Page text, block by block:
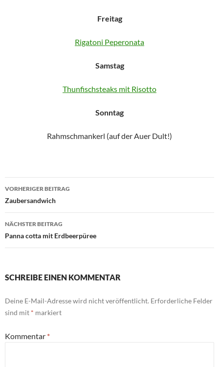
Freitag
Rigatoni Peperonata
Samstag
Thunfischsteaks mit Risotto
Sonntag
Rahmschmankerl (auf der Auer Dult!)
Beitragsnavigation
VORHERIGER BEITRAG
Zaubersandwich
NÄCHSTER BEITRAG
Panna cotta mit Erdbeerpüree
SCHREIBE EINEN KOMMENTAR
Deine E-Mail-Adresse wird nicht veröffentlicht. Erforderliche Felder
sind mit * markiert
Kommentar *